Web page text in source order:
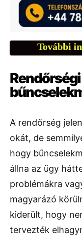
További
A rendőrség
okát, de
hogy
állna az ügy
problémákra
magyarázó
kiderült, hogy
tervezték